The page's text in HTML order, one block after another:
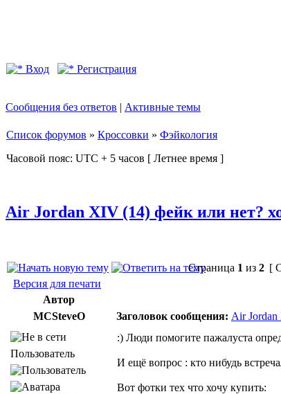
Вход Регистрация
Сообщения без ответов | Активные темы
Список форумов » Кроссовки » Фэйкология
Часовой пояс: UTC + 5 часов [ Летнее время ]
Air Jordan XIV (14) фейк или нет?
Страница 1 из 2 [
Версия для печати
Автор
MCSteveO
Заголовок сообщения: Air
Пользователь
:) Люди помогите пажалуста
И ещё вопрос : кто нибудь
Вот фотки тех что хочу купить: